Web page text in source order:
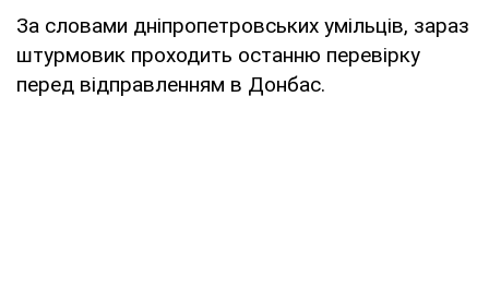
За словами дніпропетровських умільців, зараз
штурмовик проходить останню перевірку
перед відправленням в Донбас.